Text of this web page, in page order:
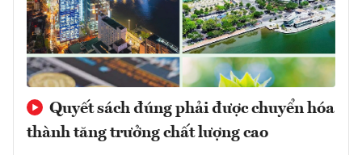
Quyết sách đúng phải được chuyển hóa
thành tăng trưởng chất lượng cao